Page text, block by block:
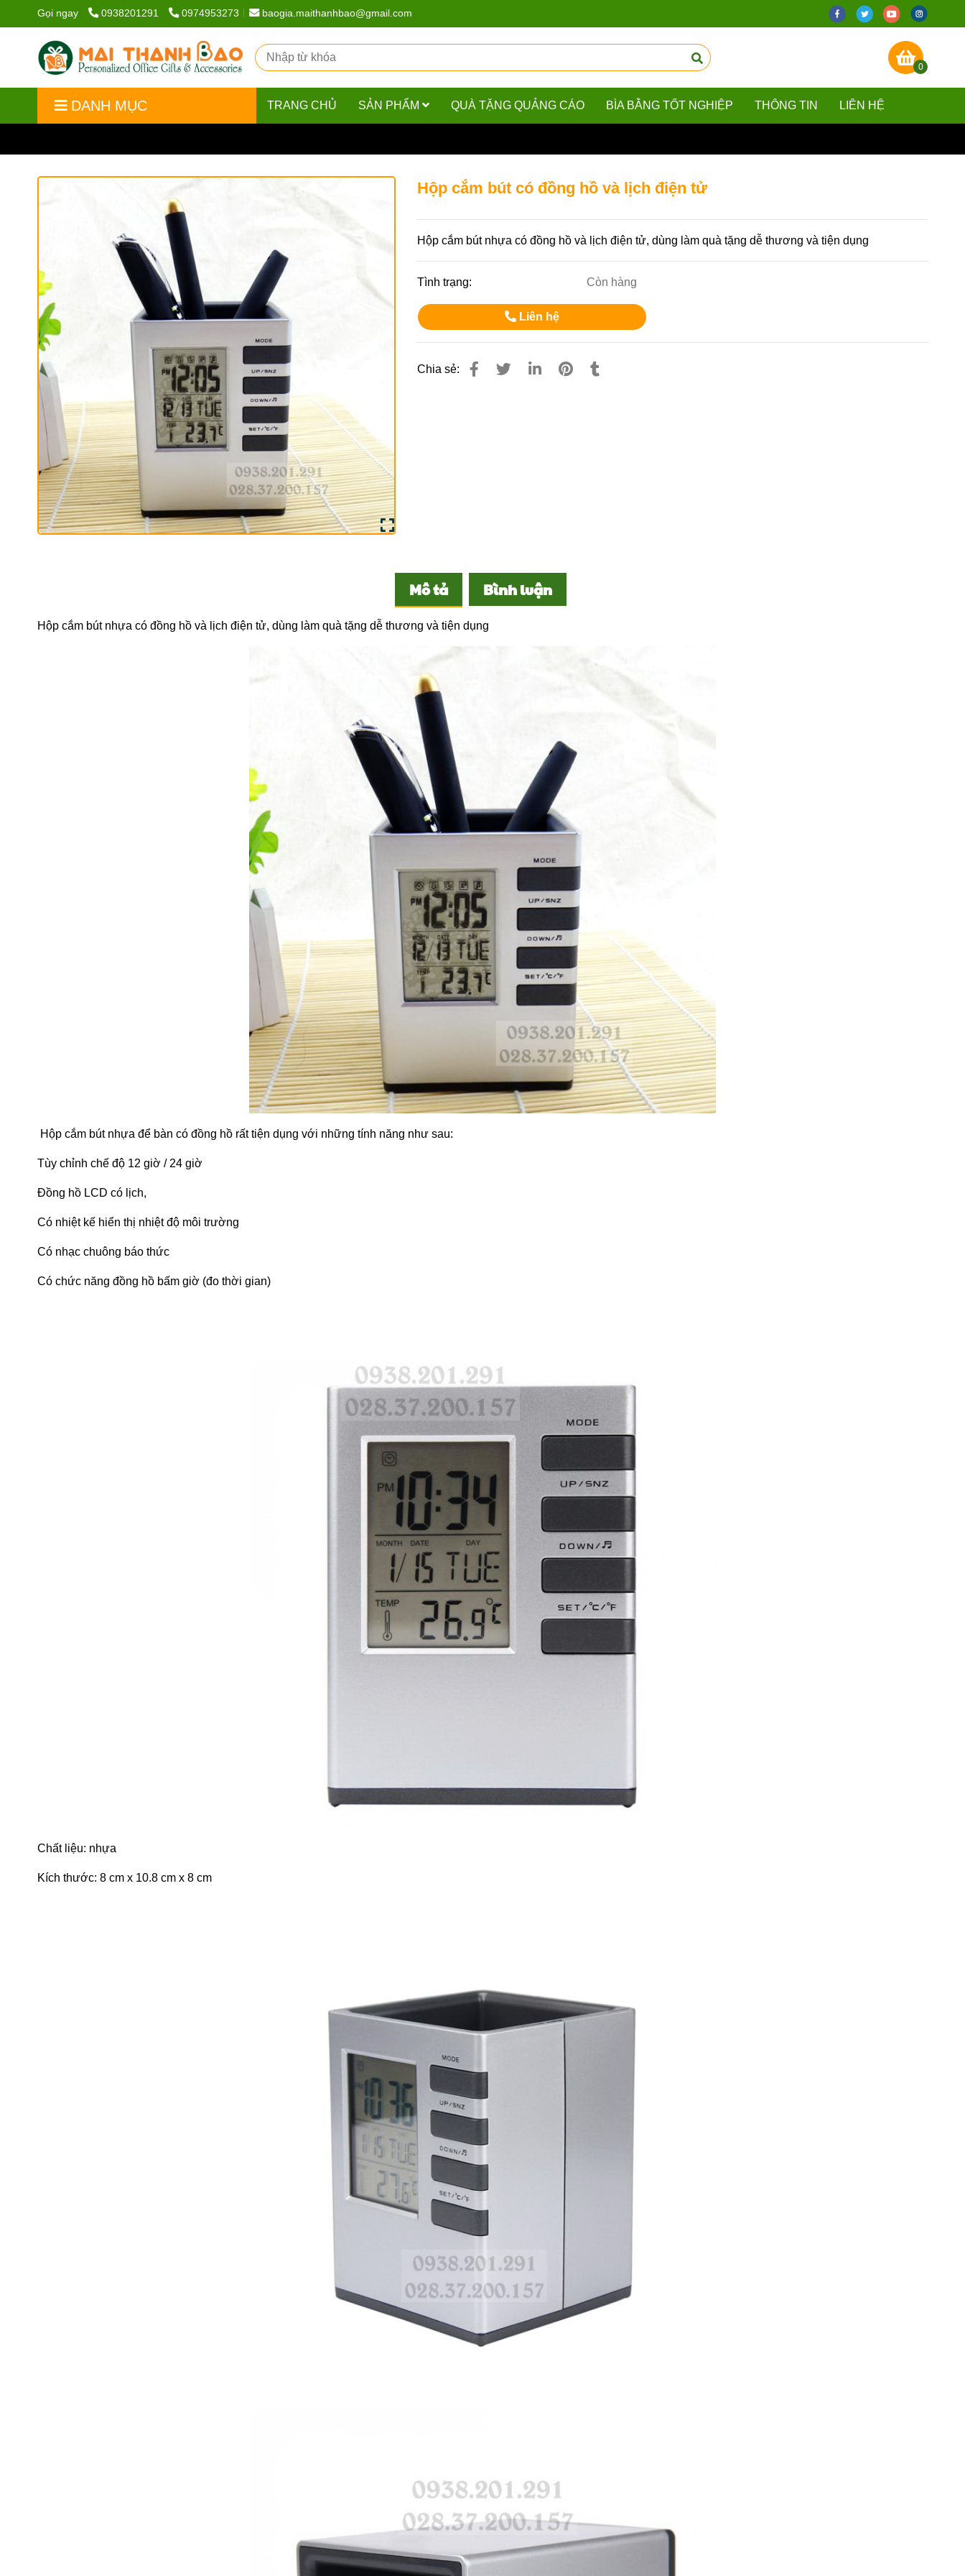
Gọi ngay 0938201291 0974953273 baogia.maithanhbao@gmail.com
0
DANH MỤC TRANG CHỦ SẢN PHẨM QUÀ TẶNG QUẢNG CÁO BÌA BẰNG TỐT NGHIỆP THÔNG TIN LIÊN HỆ
Hộp cắm bút có đồng hồ và lịch điện tử
Hộp cắm bút nhựa có đồng hồ và lịch điện tử, dùng làm quà tặng dễ thương và tiện dụng
Tình trạng: Còn hàng
Liên hệ
Chia sẻ:
Mô tả Bình luận
Hộp cắm bút nhựa có đồng hồ và lịch điện tử, dùng làm quà tặng dễ thương và tiện dụng
Hộp cắm bút nhựa để bàn có đồng hồ rất tiện dụng với những tính năng như sau:
Tùy chỉnh chế độ 12 giờ / 24 giờ
Đồng hồ LCD có lịch,
Có nhiệt kế hiển thị nhiệt độ môi trường
Có nhạc chuông báo thức
Có chức năng đồng hồ bấm giờ (đo thời gian)
Chất liệu: nhựa
Kích thước: 8 cm x 10.8 cm x 8 cm